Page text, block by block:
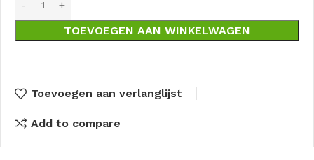
TOEVOEGEN AAN WINKELWAGEN
Toevoegen aan verlanglijst
Add to compare